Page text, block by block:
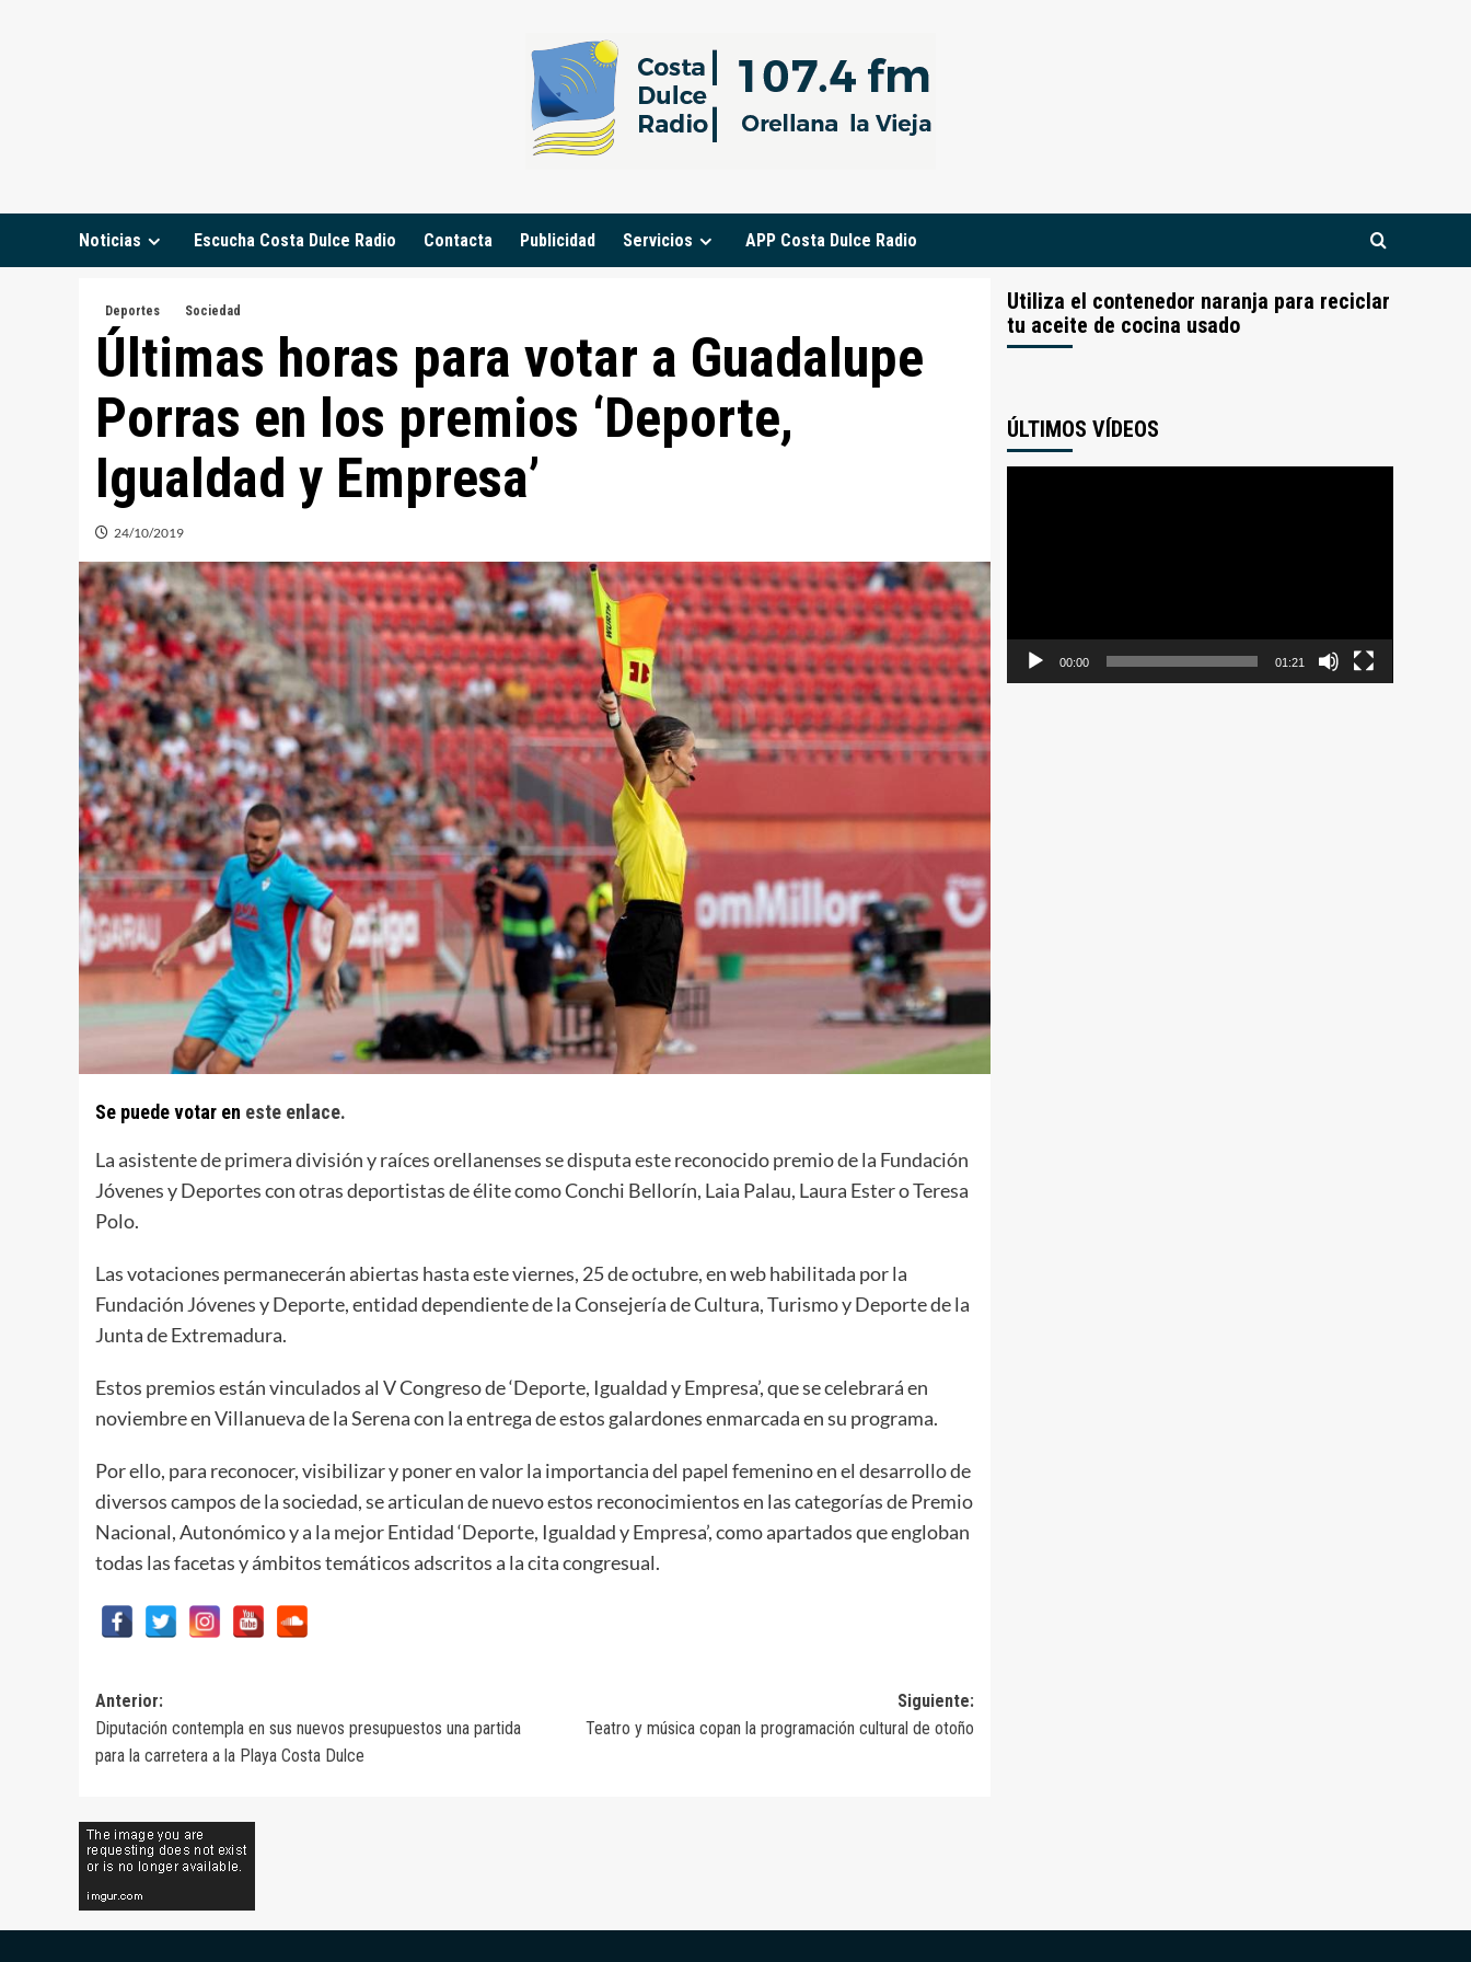
Noticias Escucha Costa Dulce Radio Contacta Publicidad Servicios APP Costa Dulce Radio
Deportes Sociedad
Últimas horas para votar a Guadalupe
Porras en los premios ‘Deporte,
Igualdad y Empresa’
24/10/2019
Se puede votar en este enlace.
La asistente de primera división y raíces orellanenses se disputa este reconocido premio de la Fundación
Jóvenes y Deportes con otras deportistas de élite como Conchi Bellorín, Laia Palau, Laura Ester o Teresa
Polo.
Las votaciones permanecerán abiertas hasta este viernes, 25 de octubre, en web habilitada por la
Fundación Jóvenes y Deporte, entidad dependiente de la Consejería de Cultura, Turismo y Deporte de la
Junta de Extremadura.
Estos premios están vinculados al V Congreso de ‘Deporte, Igualdad y Empresa’, que se celebrará en
noviembre en Villanueva de la Serena con la entrega de estos galardones enmarcada en su programa.
Por ello, para reconocer, visibilizar y poner en valor la importancia del papel femenino en el desarrollo de
diversos campos de la sociedad, se articulan de nuevo estos reconocimientos en las categorías de Premio
Nacional, Autonómico y a la mejor Entidad ‘Deporte, Igualdad y Empresa’, como apartados que engloban
todas las facetas y ámbitos temáticos adscritos a la cita congresual.
Navegación
de
entradas
Anterior:
Diputación contempla en sus nuevos presupuestos una partida
para la carretera a la Playa Costa Dulce
Siguiente:
Teatro y música copan la programación cultural de otoño
Utiliza el contenedor naranja para reciclar
tu aceite de cocina usado
ÚLTIMOS VÍDEOS
00:00 01:21